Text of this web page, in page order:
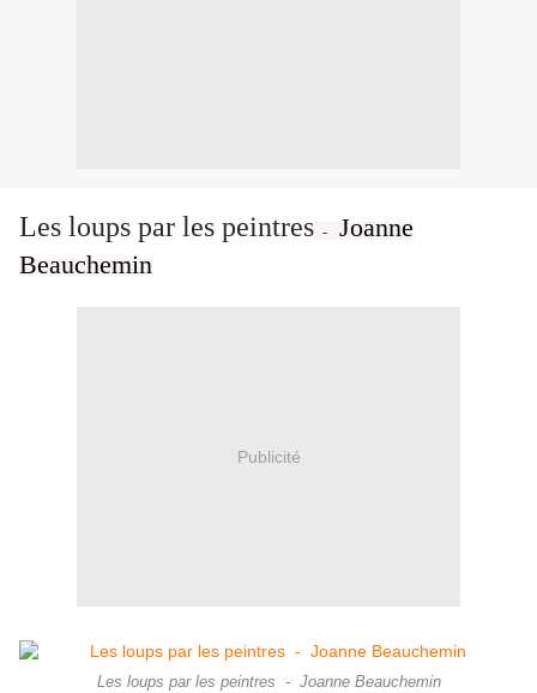
Les loups par les peintres - Joanne
Beauchemin
Publicité
Les loups par les peintres - Joanne Beauchemin